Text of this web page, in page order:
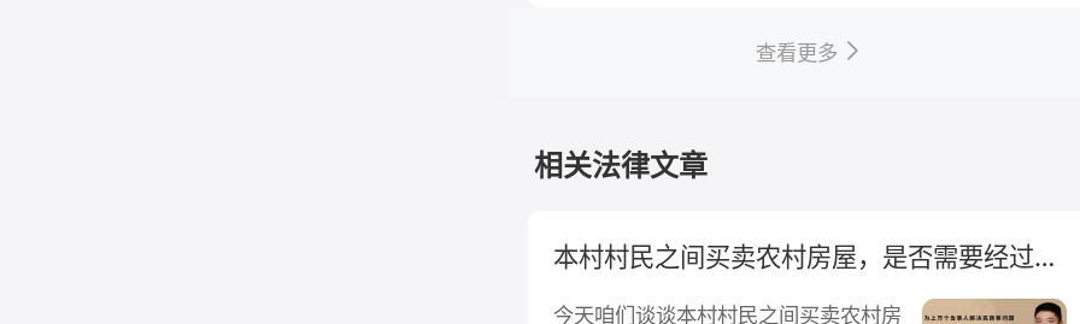
后，王女士提出上诉，二审法院维持原判。该判决现已
五年的资产代管服务，蓝天公司在第四年时提前解
是否应当由蓝天公司承担？
房屋空置损失应受到可预见规则、过错相抵规则等
但是按照总局2019年第3号公告，所有
人员取证范围：“从事起重机械司索作
查看更多
相关法律文章
本村村民之间买卖农村房屋，是否需要经过村委会同意？
今天咱们谈谈本村村民之间买卖农村房